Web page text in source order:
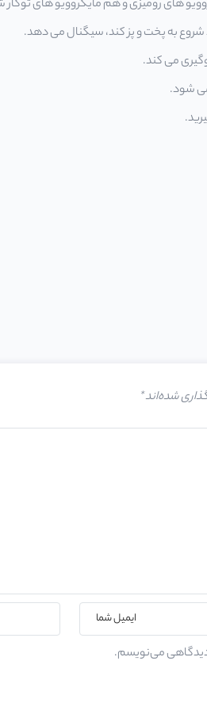
های رومیزی و هم مایکروویو های
به پخت و پز کند، سیگنال می دهد.
می کند.
می شود.
شده‌اند*
دیدگاهی می‌نویسم.